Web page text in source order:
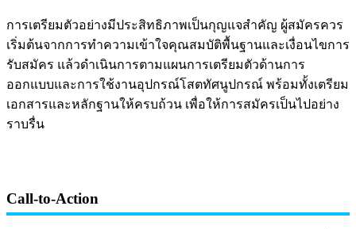
การเตรียมตัวอย่างมีประสิทธิภาพเป็นกุญแจสำคัญ ผู้สมัครควร
เริ่มต้นจากการทำความเข้าใจคุณสมบัติพื้นฐานและเงื่อนไขการ
รับสมัคร แล้วดำเนินการตามแผนการเตรียมตัวด้านการ
ออกแบบและการใช้งานอุปกรณ์โสตทัศนูปกรณ์ พร้อมทั้งเตรียม
เอกสารและหลักฐานให้ครบถ้วน เพื่อให้การสมัครเป็นไปอย่าง
ราบรื่น
Call-to-Action